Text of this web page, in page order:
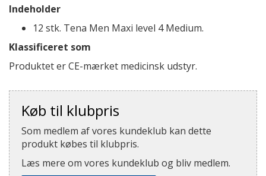
Indeholder
12 stk. Tena Men Maxi level 4 Medium.
Klassificeret som
Produktet er CE-mærket medicinsk udstyr.
Køb til klubpris
Som medlem af vores kundeklub kan dette
produkt købes til klubpris.
Læs mere om vores kundeklub og bliv medlem.